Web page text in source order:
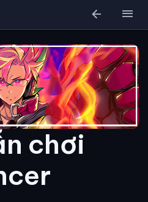
arrow_back menu
chơi